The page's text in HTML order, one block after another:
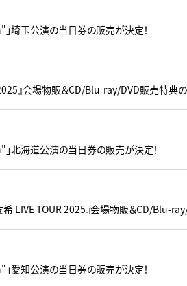
埼玉公演の当日券の販売が決定！
』会場物販＆CD/Blu-ray/DVD販売特典の
北海道公演の当日券の販売が決定！
希 LIVE TOUR 2025』会場物販＆CD/Blu-
愛知公演の当日券の販売が決定！